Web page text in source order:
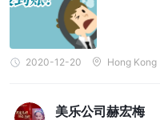
2020-12-20 Hong Kong
美乐公司赫宏梅